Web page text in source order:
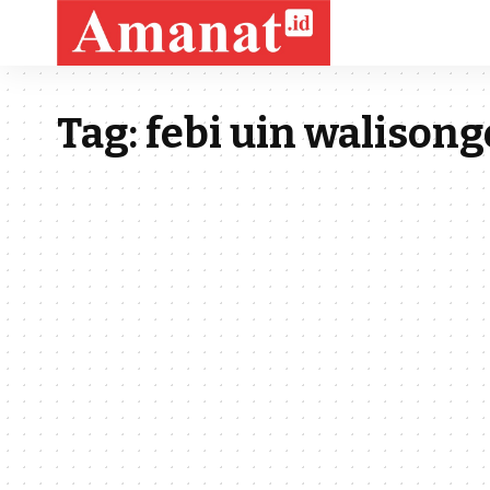
Tag:febi uin